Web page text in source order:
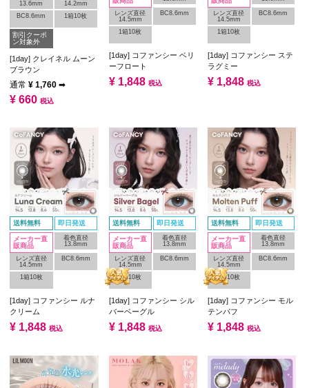
13.6mm
14.2mm
BC8.6mm
1箱10枚
割引クーポ
ン対象外
[1day] クレイネル ムーン
ブラウン
通常 ¥ 1,760 ➡
¥ 660 税込
レンズ直径
14.5mm
BC8.6mm
1箱10枚
[1day] コファンシー ベリ
ーフロート
¥ 1,848 税込
レンズ直径
14.5mm
BC8.6mm
1箱10枚
[1day] コファンシー ステ
ラグミー
¥ 1,848 税込
送料無料 即日発送
メーカー直
販商品
着色直径
13.8mm
レンズ直径
14.5mm
BC8.6mm
1箱10枚
[1day] コファンシー ルナ
クリーム
¥ 1,848 税込
送料無料 即日発送
メーカー直
販商品
着色直径
13.8mm
レンズ直径
14.5mm
BC8.6mm
1箱10枚
[1day] コファンシー シル
バーベーグル
¥ 1,848 税込
送料無料 即日発送
メーカー直
販商品
着色直径
13.8mm
レンズ直径
14.5mm
BC8.6mm
1箱10枚
[1day] コファンシー モル
テンパフ
¥ 1,848 税込